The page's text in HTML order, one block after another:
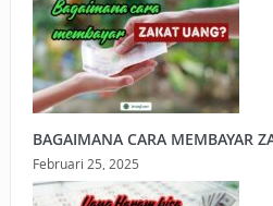
BAGAIMANA CARA MEMBAYAR
Februari 25, 2025